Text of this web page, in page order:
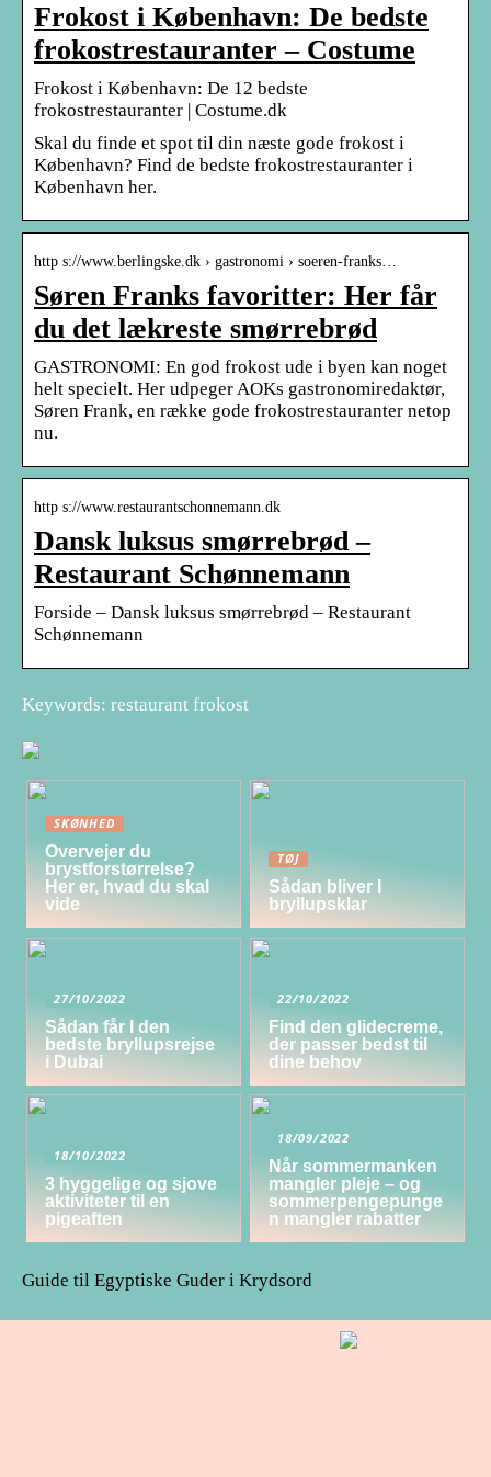
Frokost i København: De bedste
frokostrestauranter – Costume
Frokost i København: De 12 bedste
frokostrestauranter | Costume.dk
Skal du finde et spot til din næste gode frokost i
København? Find de bedste frokostrestauranter i
København her.
http s://www.berlingske.dk › gastronomi › soeren-franks…
Søren Franks favoritter: Her får
du det lækreste smørrebrød
GASTRONOMI: En god frokost ude i byen kan noget
helt specielt. Her udpeger AOKs gastronomiredaktør,
Søren Frank, en række gode frokostrestauranter netop
nu.
http s://www.restaurantschonnemann.dk
Dansk luksus smørrebrød –
Restaurant Schønnemann
Forside – Dansk luksus smørrebrød – Restaurant
Schønnemann
Keywords: restaurant frokost
SKØNHED
Overvejer du
brystforstørrelse?
Her er, hvad du skal
vide
TØJ
Sådan bliver I
bryllupsklar
27/10/2022
Sådan får I den
bedste bryllupsrejse
i Dubai
22/10/2022
Find den glidecreme,
der passer bedst til
dine behov
18/10/2022
3 hyggelige og sjove
aktiviteter til en
pigeaften
18/09/2022
Når sommermanken
mangler pleje – og
sommerpengepunge
n mangler rabatter
Guide til Egyptiske Guder i Krydsord